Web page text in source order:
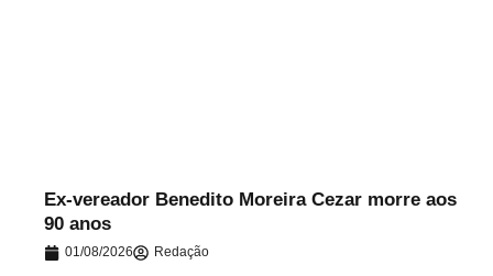
Ex-vereador Benedito Moreira Cezar morre aos
90 anos
01/08/2026 Redação